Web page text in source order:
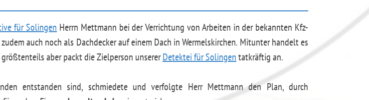
für Solingen Herrn Mettmann bei der Verrichtung von Arbeiten in der bekannten Kfz-
auch noch als Dachdecker auf einem Dach in Wermelskirchen. Mitunter handelt es
aber packt die Zielperson unsererDetektei für Solingentatkräftig an.
entstanden sind, schmiedete und verfolgte Herr Mettmann den Plan, durch